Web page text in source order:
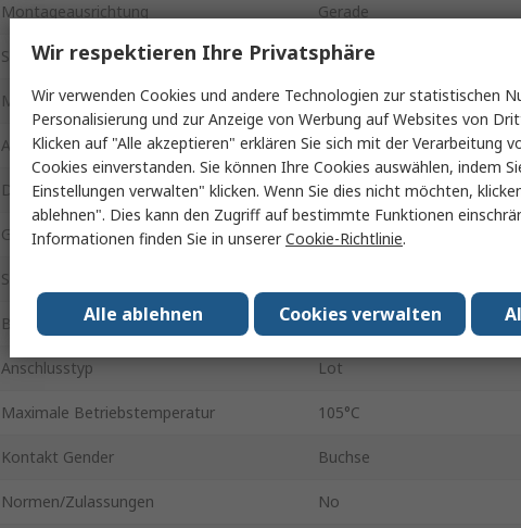
Montageausrichtung Gerade
Stromstärke 5A
Montageart Kabel
Anschlusstyp D D-SUB
D-Sub Gehäusegröße B
Gehäusematerial Stahl
Spannung
Betriebstemperatur min. -40°C
Anschlusstyp Lot
Maximale Betriebstemperatur 105°C
Kontakt Gender Buchse
Normen/Zulassungen No
Wir respektieren Ihre Privatsphäre
Wir verwenden Cookies und andere Technologien zur statistischen
Personalisierung und zur Anzeige von Werbung auf Websites von
Klicken auf "Alle akzeptieren" erklären Sie sich mit der Verarbeitung
Cookies einverstanden. Sie können Ihre Cookies auswählen, indem
Einstellungen verwalten" klicken. Wenn Sie dies nicht möchten,
ablehnen". Dies kann den Zugriff auf bestimmte Funktionen
Informationen finden Sie in unsererCookie-Richtlinie.
Cookies verwalten
Alle ablehnen